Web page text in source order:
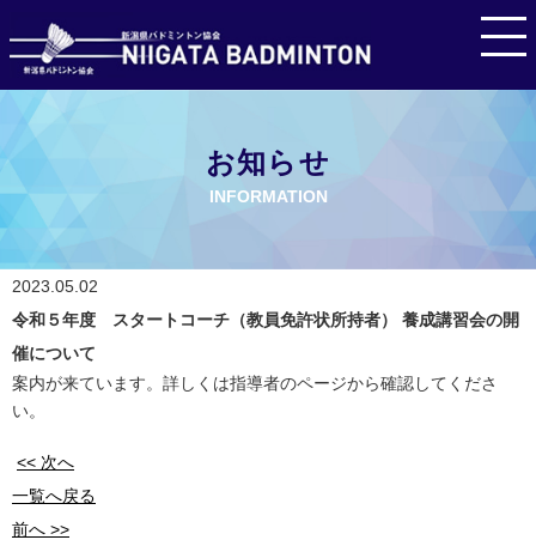
お知らせ
INFORMATION
2023.05.02
令和５年度 スタートコーチ（教員免許状所持者） 養成講習会の開
催について
案内が来ています。詳しくは指導者のページから確認してくださ
い。
<< 次へ
一覧へ戻る
前へ >>